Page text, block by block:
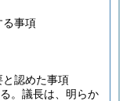
る事項
認めた事項
。 議長は、明らか